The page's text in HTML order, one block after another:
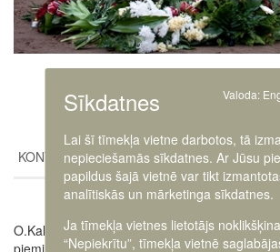
IETEIKT :
KONTAKTI
O.Kalpaka muzejs un
Image
Sīkdatnes Valoda:
Lai šī tīmekļa vietne darbotos, tā
nepieciešamās sīkdatnes. Ar Jūsu
papildus šajā vietnē var tikt
analītiskās un mārketinga sīkdatnes.
Ja tīmekļa vietnes lietotājs
“Nepiekrītu”, tīmekļa vietnē